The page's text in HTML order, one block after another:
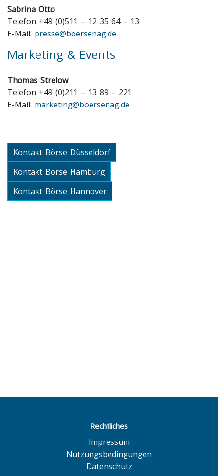
Sabrina Otto
Telefon +49 (0)511 – 12 35 64 – 13
E-Mail: presse@boersenag.de
Marketing & Events
Thomas Strelow
Telefon +49 (0)211 – 13 89 – 221
E-Mail: marketing@boersenag.de
Kontakt Börse Düsseldorf
Kontakt Börse Hamburg
Kontakt Börse Hannover
Rechtliches
Impressum
Nutzungsbedingungen
Datenschutz